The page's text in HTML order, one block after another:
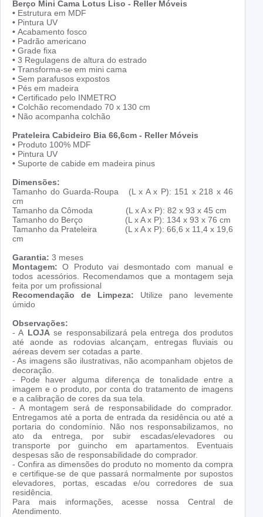
Berço Mini Cama Lotus Liso - Reller Móveis
• Estrutura em MDF
• Pintura UV
• Acabamento fosco
• Padrão americano
• Grade fixa
• 3 Regulagens de altura do estrado
• Transforma-se em mini cama
• Sem parafusos expostos
• Pés em madeira
• Certificado pelo INMETRO
• Colchão recomendado 70 x 130 cm
• Não acompanha colchão
Prateleira Cabideiro Bia 66,6cm - Reller Móveis
• Produto 100% MDF
• Pintura UV
• Suporte de cabide em madeira pinus
Dimensões:
Tamanho do Guarda-Roupa (L x A x P): 151 x 218 x 46
cm
Tamanho da Cômoda (L x A x P): 82 x 93 x 45 cm
Tamanho do Berço (L x A x P): 134 x 93 x 76 cm
Tamanho da Prateleira (L x A x P): 66,6 x 11,4 x 19,6
cm
Garantia: 3 meses
Montagem:O Produto vai desmontado com manual e
todos acessórios. Recomendamos que a montagem seja
feita por um profissional
Recomendação de Limpeza: Utilize pano levemente
úmido
Observações:
- A LOJAse responsabilizará pela entrega dos produtos
até aonde as rodovias alcançam, entregas fluviais ou
aéreas devem ser cotadas a parte.
- As imagens são ilustrativas, não acompanham objetos de
decoração.
- Pode haver alguma diferença de tonalidade entre a
imagem e o produto, por conta do tratamento de imagens
e a calibração de cores da sua tela.
- A montagem será de responsabilidade do comprador.
Entregamos até a porta de entrada da residência ou até a
portaria do condomínio. Não nos responsabilizamos, no
ato da entrega, por subir escadas/elevadores ou
transporte por guincho em apartamentos. Eventuais
despesas são de responsabilidade do comprador.
- Confira as dimensões do produto no momento da compra
e certifique-se de que passará normalmente por supostos
elevadores, portas, escadas e/ou corredores de sua
residência.
Para mais informações, acesse nossa Central de
Atendimento.